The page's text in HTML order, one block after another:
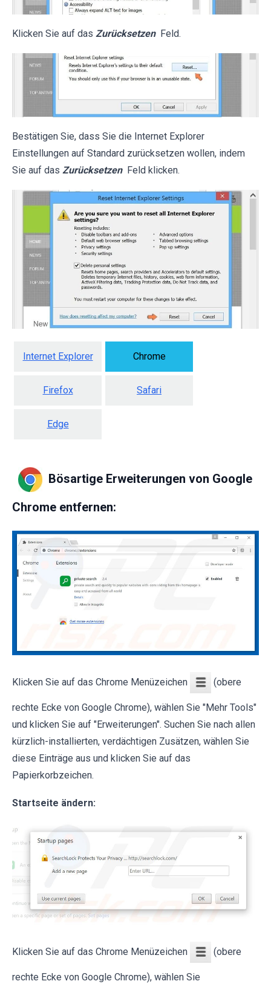
Klicken Sie auf das Zurücksetzen Feld.
Bestätigen Sie, dass Sie die Internet Explorer
Einstellungen auf Standard zurücksetzen wollen, indem
Sie auf das Zurücksetzen Feld klicken.
Internet Explorer Chrome
Firefox Safari
Edge
Bösartige Erweiterungen von Google
Chrome entfernen:
Klicken Sie auf das Chrome Menüzeichen (obere
rechte Ecke von Google Chrome), wählen Sie "Mehr Tools"
und klicken Sie auf "Erweiterungen". Suchen Sie nach allen
kürzlich-installierten, verdächtigen Zusätzen, wählen Sie
diese Einträge aus und klicken Sie auf das
Papierkorbzeichen.
Startseite ändern:
Klicken Sie auf das Chrome Menüzeichen (obere
rechte Ecke von Google Chrome), wählen Sie